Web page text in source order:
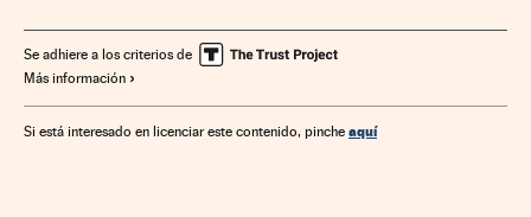
Partidos políticos Empleo Asia Comercio
Se adhiere a los criterios de
Más información
Si está interesado en licenciar este contenido, pinche aquí